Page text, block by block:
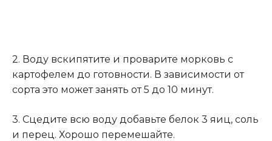
2. Воду вскипятите и проварите морковь с
картофелем до готовности. В зависимости от
сорта это может занять от 5 до 10 минут.
3. Сцедите всю воду добавьте белок 3 яиц, соль
и перец. Хорошо перемешайте.